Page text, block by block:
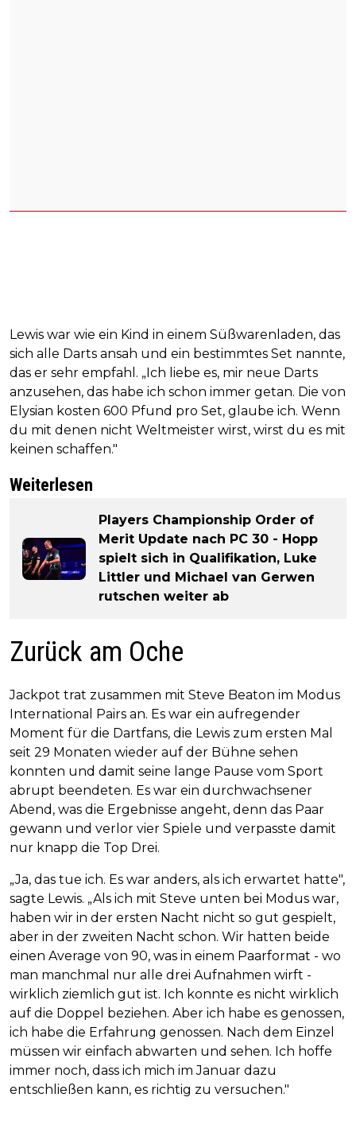
Lewis war wie ein Kind in einem Süßwarenladen, das
sich alle Darts ansah und ein bestimmtes Set nannte,
das er sehr empfahl. „Ich liebe es, mir neue Darts
anzusehen, das habe ich schon immer getan. Die von
Elysian kosten 600 Pfund pro Set, glaube ich. Wenn
du mit denen nicht Weltmeister wirst, wirst du es mit
keinen schaffen."
Weiterlesen
Players Championship Order of
Merit Update nach PC 30 - Hopp
spielt sich in Qualifikation, Luke
Littler und Michael van Gerwen
rutschen weiter ab
Zurück am Oche
Jackpot trat zusammen mit Steve Beaton im Modus
International Pairs an. Es war ein aufregender
Moment für die Dartfans, die Lewis zum ersten Mal
seit 29 Monaten wieder auf der Bühne sehen
konnten und damit seine lange Pause vom Sport
abrupt beendeten. Es war ein durchwachsener
Abend, was die Ergebnisse angeht, denn das Paar
gewann und verlor vier Spiele und verpasste damit
nur knapp die Top Drei.
„Ja, das tue ich. Es war anders, als ich erwartet hatte",
sagte Lewis. „Als ich mit Steve unten bei Modus war,
haben wir in der ersten Nacht nicht so gut gespielt,
aber in der zweiten Nacht schon. Wir hatten beide
einen Average von 90, was in einem Paarformat - wo
man manchmal nur alle drei Aufnahmen wirft -
wirklich ziemlich gut ist. Ich konnte es nicht wirklich
auf die Doppel beziehen. Aber ich habe es genossen,
ich habe die Erfahrung genossen. Nach dem Einzel
müssen wir einfach abwarten und sehen. Ich hoffe
immer noch, dass ich mich im Januar dazu
entschließen kann, es richtig zu versuchen."